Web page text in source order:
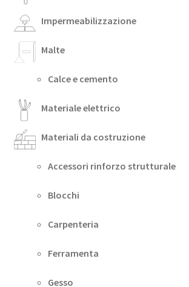
Impermeabilizzazione
Malte
Calce e cemento
Materiale elettrico
Materiali da costruzione
Accessori rinforzo strutturale
Blocchi
Carpenteria
Ferramenta
Gesso